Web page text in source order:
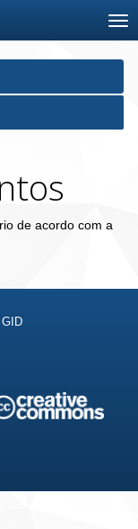
de acordo com a